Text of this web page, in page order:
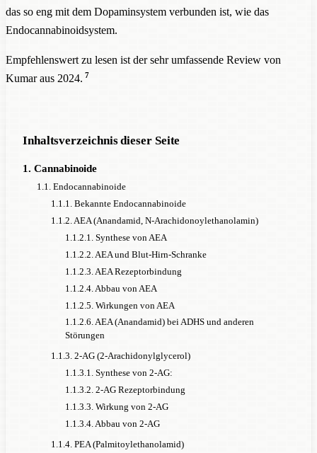
das so eng mit dem Dopaminsystem verbunden ist, wie das
Endocannabinoidsystem.
Empfehlenswert zu lesen ist der sehr umfassende Review von
Kumar aus 2024. 7
Inhaltsverzeichnis dieser Seite
1. Cannabinoide
1.1. Endocannabinoide
1.1.1. Bekannte Endocannabinoide
1.1.2. AEA (Anandamid, N-Arachidonoylethanolamin)
1.1.2.1. Synthese von AEA
1.1.2.2. AEA und Blut-Hirn-Schranke
1.1.2.3. AEA Rezeptorbindung
1.1.2.4. Abbau von AEA
1.1.2.5. Wirkungen von AEA
1.1.2.6. AEA (Anandamid) bei ADHS und anderen
Störungen
1.1.3. 2-AG (2-Arachidonylglycerol)
1.1.3.1. Synthese von 2-AG:
1.1.3.2. 2-AG Rezeptorbindung
1.1.3.3. Wirkung von 2-AG
1.1.3.4. Abbau von 2-AG
1.1.4. PEA (Palmitoylethanolamid)